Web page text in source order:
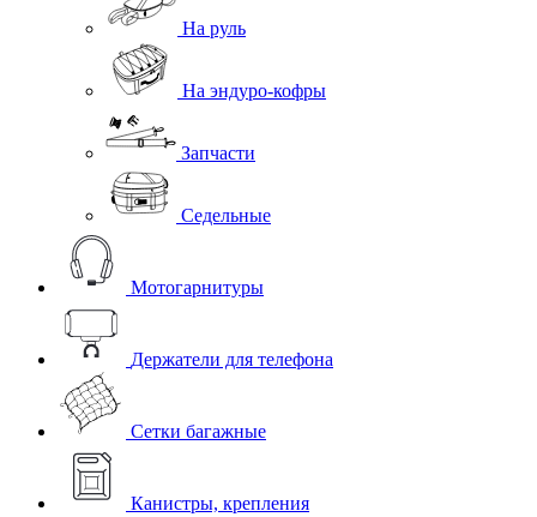
На руль
На эндуро-кофры
Запчасти
Седельные
Мотогарнитуры
Держатели для телефона
Сетки багажные
Канистры, крепления